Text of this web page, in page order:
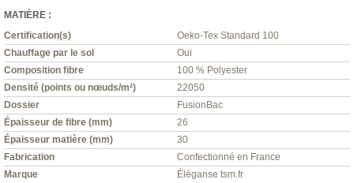
MATIÈRE :
Certification(s)
Oeko-Tex Standard 100
Chauffage par le sol
Oui
Composition fibre
100 % Polyester
Densité (points ou nœuds/m²)
22050
Dossier
FusionBac
Épaisseur de fibre (mm)
26
Épaisseur matière (mm)
30
Fabrication
Confectionné en France
Marque
Éléganse tsm.fr